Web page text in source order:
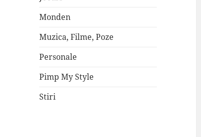
Monden
Muzica, Filme, Poze
Personale
Pimp My Style
Stiri